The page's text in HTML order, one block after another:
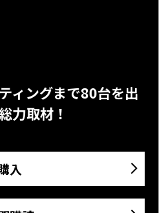
ィングまで80台を出
力取材！
入